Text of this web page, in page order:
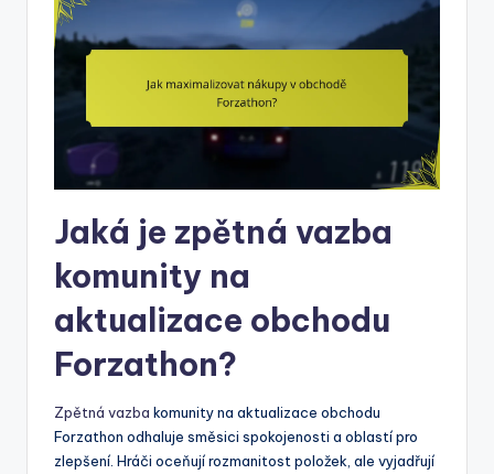
Jaká je zpětná vazba
komunity na
aktualizace obchodu
Forzathon?
Zpětná vazba komunity na aktualizace obchodu
Forzathon odhaluje směsici spokojenosti a oblastí pro
zlepšení. Hráči oceňují rozmanitost položek, ale vyjadřují